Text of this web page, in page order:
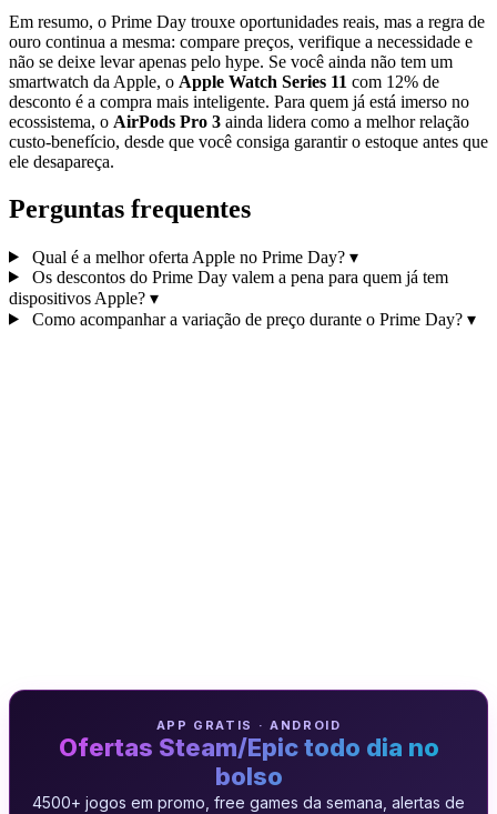
Em resumo, o Prime Day trouxe oportunidades reais, mas a regra de
ouro continua a mesma: compare preços, verifique a necessidade e
não se deixe levar apenas pelo hype. Se você ainda não tem um
smartwatch da Apple, o Apple Watch Series 11 com 12% de
desconto é a compra mais inteligente. Para quem já está imerso no
ecossistema, o AirPods Pro 3 ainda lidera como a melhor relação
custo‑benefício, desde que você consiga garantir o estoque antes que
ele desapareça.
Perguntas frequentes
Qual é a melhor oferta Apple no Prime Day? ▾
Os descontos do Prime Day valem a pena para quem já tem
dispositivos Apple? ▾
Como acompanhar a variação de preço durante o Prime Day? ▾
APP GRATIS · ANDROID
Ofertas Steam/Epic todo dia no
bolso
4500+ jogos em promo, free games da semana, alertas de